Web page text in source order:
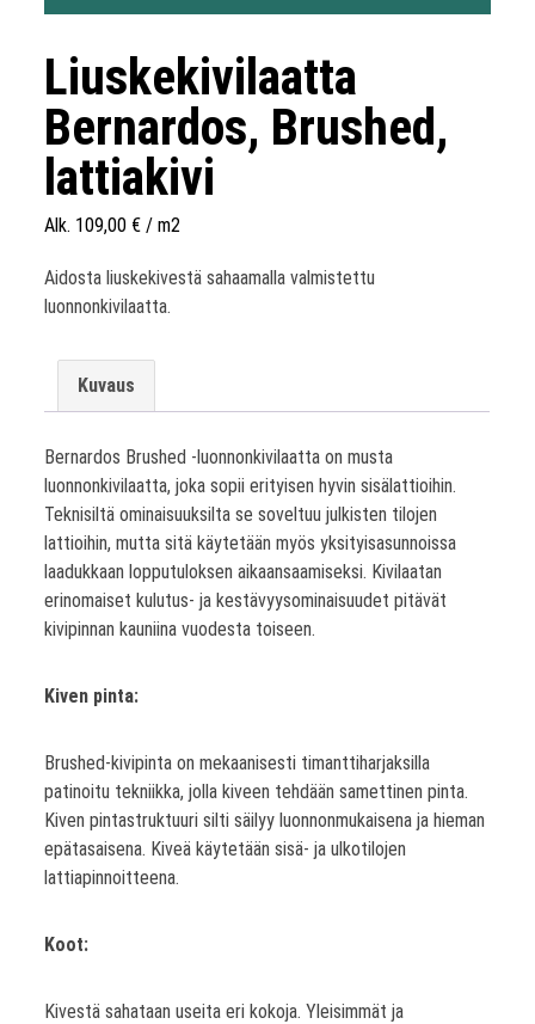
Liuskekivilaatta
Bernardos, Brushed,
lattiakivi
Alk. 109,00 € / m2
Aidosta liuskekivestä sahaamalla valmistettu
luonnonkivilaatta.
Kuvaus
Bernardos Brushed -luonnonkivilaatta on musta
luonnonkivilaatta, joka sopii erityisen hyvin sisälattioihin.
Teknisiltä ominaisuuksilta se soveltuu julkisten tilojen
lattioihin, mutta sitä käytetään myös yksityisasunnoissa
laadukkaan lopputuloksen aikaansaamiseksi. Kivilaatan
erinomaiset kulutus- ja kestävyysominaisuudet pitävät
kivipinnan kauniina vuodesta toiseen.
Kiven pinta:
Brushed-kivipinta on mekaanisesti timanttiharjaksilla
patinoitu tekniikka, jolla kiveen tehdään samettinen pinta.
Kiven pintastruktuuri silti säilyy luonnonmukaisena ja hieman
epätasaisena. Kiveä käytetään sisä- ja ulkotilojen
lattiapinnoitteena.
Koot:
Kivestä sahataan useita eri kokoja. Yleisimmät ja